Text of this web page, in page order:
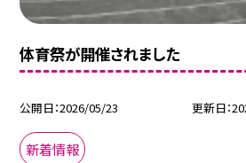
体育祭が開催されました
公開日 2026/05/23 更新日
新着情報